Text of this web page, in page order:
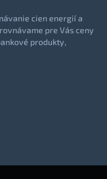
cien energií a
pre Vás ceny
produkty,